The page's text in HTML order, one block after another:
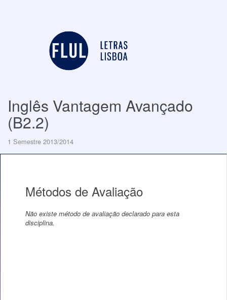
Inglês Vantagem Avançado
(B2.2)
1 Semestre 2013/2014
Métodos de Avaliação
Não existe método de avaliação declarado para esta
disciplina.